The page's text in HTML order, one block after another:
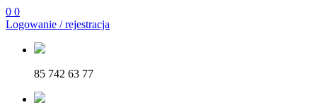
0 0
Logowanie / rejestracja
85 742 63 77